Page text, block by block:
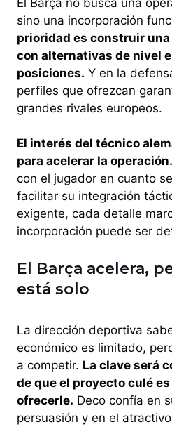
sino una incorporación
prioridad es construir
con alternativas de nivel
posiciones. Y en la
perfiles que ofrezcan
grandes rivales europeos.
El interés del técnico
para acelerar la operación.
con el jugador en cuanto
facilitar su integración
exigente, cada detalle
incorporación puede ser
El Barça acelera,
está solo
La dirección deportiva
económico es limitado,
a competir. La clave será
de que el proyecto culé
ofrecerle. Deco confía en
persuasión y en el